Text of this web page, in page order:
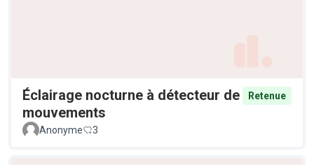
Éclairage nocturne à détecteur de
mouvements
Retenue
Anonyme 3